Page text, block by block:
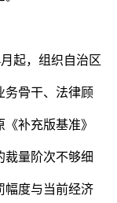
起，组织自治区
务骨干、法律顾
补充版基准》
裁量阶次不够细
幅度与当前经济